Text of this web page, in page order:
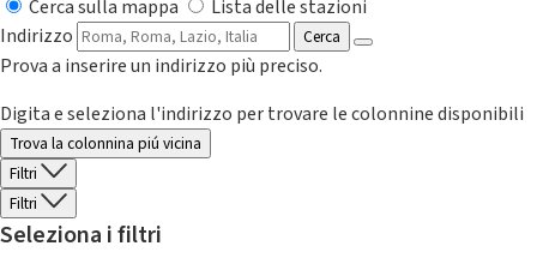
Cerca sulla mappa
Lista delle stazioni
Indirizzo
Cerca
Prova a inserire un indirizzo più preciso.
Digita e seleziona l'indirizzo per trovare le colonnine disponibili
Trova la colonnina piú vicina
Filtri
Filtri
Seleziona i filtri